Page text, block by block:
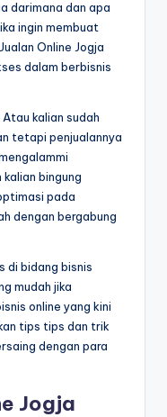
darimana dan apa
ingin membuat
Online Jogja
dalam berbisnis
kalian sudah
tetapi penjualannya
bingung
pada
dengan bergabung
di bidang bisnis
mudah jika
online yang kini
tips tips dan trik
dengan para
Jogja